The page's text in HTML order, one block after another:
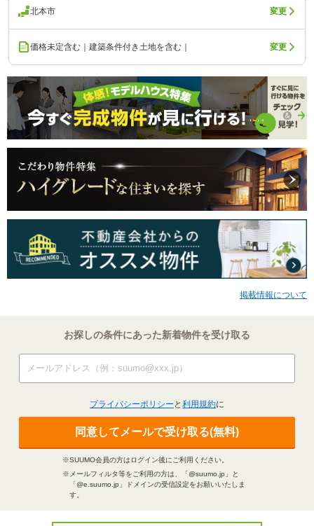
北本市 変更
価格未定含む｜建築条件付き土地を含む｜ 変更
掲載情報について
お探しの条件にあった新着物件を受け取る
プライバシーポリシー と 利用規約に
同意してメールで受け取る(無料)
※SUUMO会員の方はログイン後にご利用ください。
※メールフィルタ等をご利用の方は、「@suumo.jp」と
「@e.suumo.jp」ドメインの受信設定をお願いいたしま
す。